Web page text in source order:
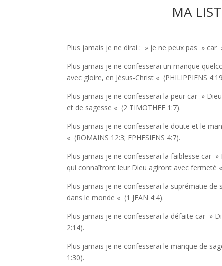
MA
Plus jamais je ne dirai : » je ne peux pas » car
Plus jamais je ne confesserai un manque
avec gloire, en Jésus-Christ « (PHILIPPIENS
Plus jamais je ne confesserai la peur car »
et de sagesse « (2 TIMOTHEE 1:7).
Plus jamais je ne confesserai le doute et le
« (ROMAINS 12:3; EPHESIENS 4:7).
Plus jamais je ne confesserai la faiblesse car »
qui connaîtront leur Dieu agiront avec fermeté «
Plus jamais je ne confesserai la suprématie de
dans le monde « (1 JEAN 4:4).
Plus jamais je ne confesserai la défaite car »
2:14).
Plus jamais je ne confesserai le manque de
1:30).